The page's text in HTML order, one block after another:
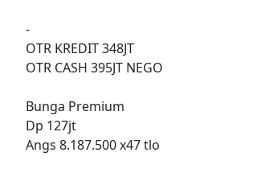
-
OTR KREDIT 348JT
OTR CASH 395JT NEGO
Bunga Premium
Dp 127jt
Angs 8.187.500 x47 tlo